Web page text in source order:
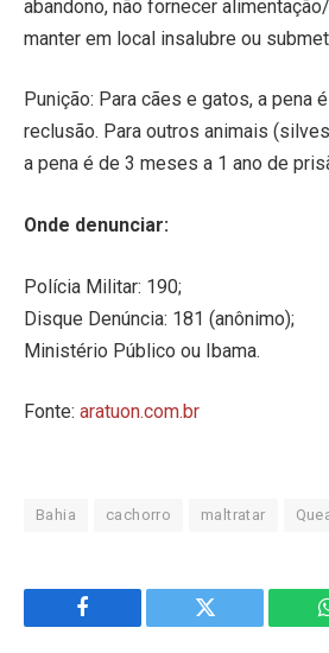
abandono, não fornecer
manter em local insalubre ou
Punição: Para cães e gatos, a pena
reclusão. Para outros animais
a pena é de 3 meses a 1 ano de
Onde denunciar:
Polícia Militar: 190;
Disque Denúncia: 181 (anônimo);
Ministério Público ou Ibama.
Fonte: aratuon.com.br
Bahia cachorro maltratar
Facebook Twitter